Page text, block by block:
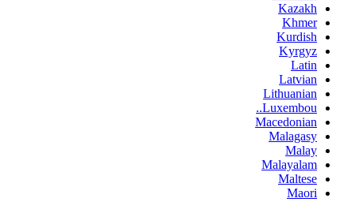
Kazakh
Khmer
Kurdish
Kyrgyz
Latin
Latvian
Lithuanian
Luxembou..
Macedonian
Malagasy
Malay
Malayalam
Maltese
Maori